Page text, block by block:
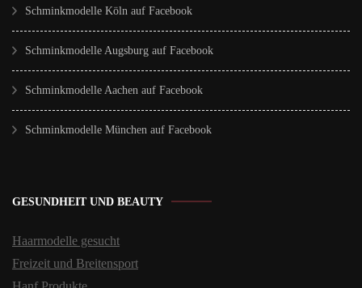
Schminkmodelle Köln auf Facebook
Schminkmodelle Augsburg auf Facebook
Schminkmodelle Aachen auf Facebook
Schminkmodelle München auf Facebook
GESUNDHEIT UND BEAUTY
Haarmodelle gesucht
Freizeit und Breitensport